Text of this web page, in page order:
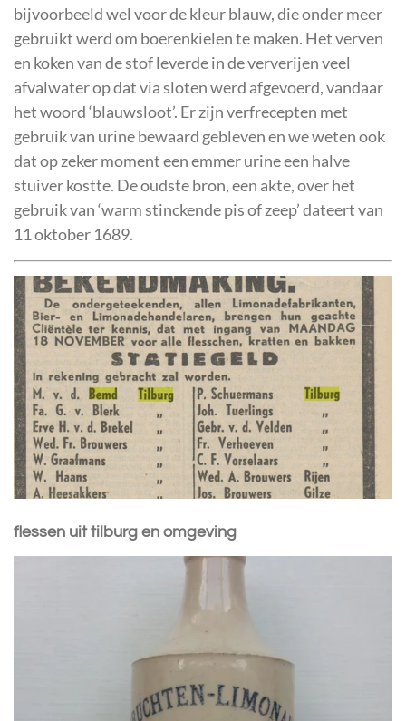
bijvoorbeeld wel voor de kleur blauw, die onder meer
gebruikt werd om boerenkielen te maken. Het verven
en koken van de stof leverde in de ververijen veel
afvalwater op dat via sloten werd afgevoerd, vandaar
het woord ‘blauwsloot’. Er zijn verfrecepten met
gebruik van urine bewaard gebleven en we weten ook
dat op zeker moment een emmer urine een halve
stuiver kostte. De oudste bron, een akte, over het
gebruik van ‘warm stinckende pis of zeep’ dateert van
11 oktober 1689.
flessen uit tilburg en omgeving